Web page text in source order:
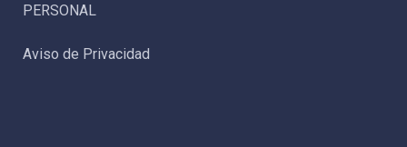
PERSONAL
Aviso de Privacidad